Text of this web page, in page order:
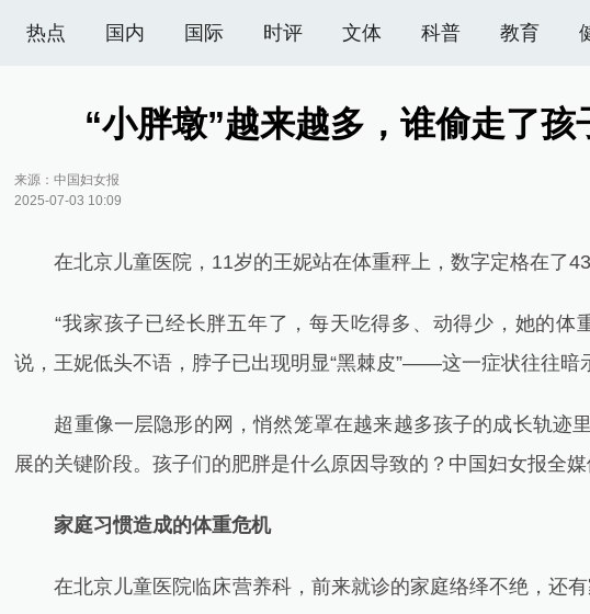
热点 国内 国际 时评 文体 科普 教育
“小胖墩”越来越多，谁偷走了孩
来源： 中国妇女报
2025-07-03 10:09
在北京儿童医院，11岁的王妮站在体重秤上，数字定格在了
“我家孩子已经长胖五年了，每天吃得多、动得少，她的体
说，王妮低头不语，脖子已出现明显“黑棘皮”——这一症状往往暗
超重像一层隐形的网，悄然笼罩在越来越多孩子的成长轨迹
展的关键阶段。孩子们的肥胖是什么原因导致的？中国妇女报全媒
家庭习惯造成的体重危机
在北京儿童医院临床营养科，前来就诊的家庭络绎不绝，还有